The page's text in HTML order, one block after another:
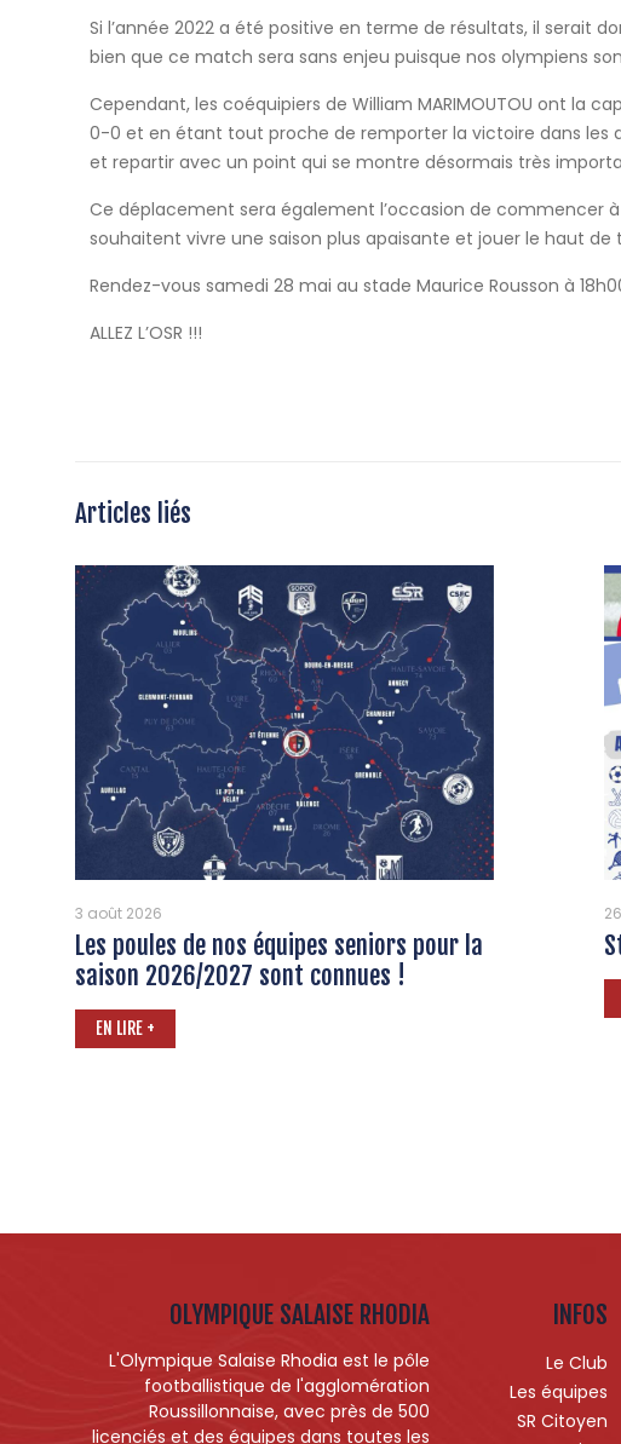
Si l’année 2022 a été positive en terme de résultats, il serait
bien que ce match sera sans enjeu puisque nos olympiens
Cependant, les coéquipiers de William MARIMOUTOU ont la
0-0 et en étant tout proche de remporter la victoire dans les
et repartir avec un point qui se montre désormais très
Ce déplacement sera également l’occasion de commencer
souhaitent vivre une saison plus apaisante et jouer le haut de
Rendez-vous samedi 28 mai au stade Maurice Rousson à
ALLEZ L’OSR !!!
Articles liés
3 août 2026
Les poules de nos équipes seniors pour la
saison 2026/2027 sont connues !
EN LIRE +
OLYMPIQUE SALAISE RHODIA
L'Olympique Salaise Rhodia est le pôle
footballistique de l'agglomération
Roussillonnaise, avec près de 500
licenciés et des équipes dans toutes les
INFOS
Le Club
Les équipes
SR Citoyen